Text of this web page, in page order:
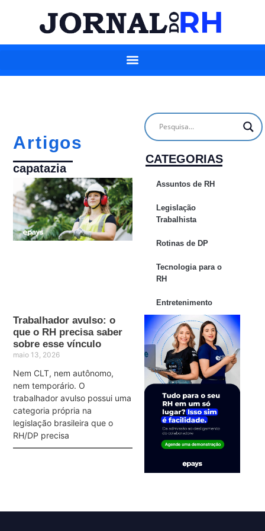
Artigos
capatazia
Trabalhador avulso: o
que o RH precisa saber
sobre esse vínculo
maio 13, 2026
Nem CLT, nem autônomo,
nem temporário. O
trabalhador avulso possui uma
categoria própria na
legislação brasileira que o
RH/DP precisa
CATEGORIAS
Assuntos de RH
Legislação
Trabalhista
Rotinas de DP
Tecnologia para o
RH
Entretenimento